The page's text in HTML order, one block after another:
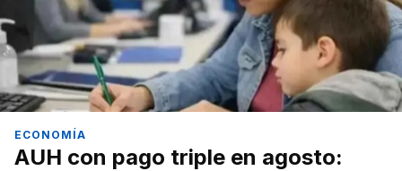
ECONOMÍA
AUH con pago triple en agosto: